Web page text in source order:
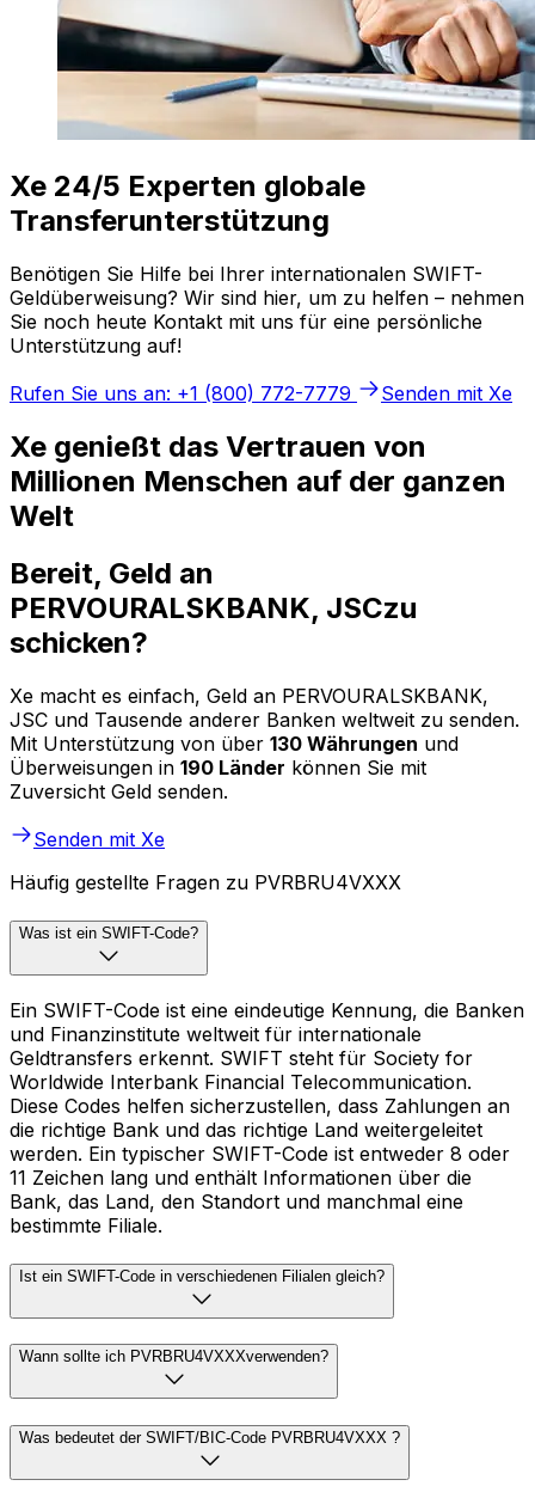
Xe 24/5 Experten globale
Transferunterstützung
Benötigen Sie Hilfe bei Ihrer internationalen SWIFT-
Geldüberweisung? Wir sind hier, um zu helfen – nehmen
Sie noch heute Kontakt mit uns für eine persönliche
Unterstützung auf!
Rufen Sie uns an: +1 (800) 772-7779
Senden mit Xe
Xe genießt das Vertrauen von
Millionen Menschen auf der ganzen
Welt
Bereit, Geld an
PERVOURALSKBANK, JSCzu
schicken?
Xe macht es einfach, Geld an PERVOURALSKBANK,
JSC und Tausende anderer Banken weltweit zu senden.
Mit Unterstützung von über 130 Währungen und
Überweisungen in 190 Länder können Sie mit
Zuversicht Geld senden.
Senden mit Xe
Häufig gestellte Fragen zu PVRBRU4VXXX
Was ist ein SWIFT-Code?
Ein SWIFT-Code ist eine eindeutige Kennung, die Banken
und Finanzinstitute weltweit für internationale
Geldtransfers erkennt. SWIFT steht für Society for
Worldwide Interbank Financial Telecommunication.
Diese Codes helfen sicherzustellen, dass Zahlungen an
die richtige Bank und das richtige Land weitergeleitet
werden. Ein typischer SWIFT-Code ist entweder 8 oder
11 Zeichen lang und enthält Informationen über die
Bank, das Land, den Standort und manchmal eine
bestimmte Filiale.
Ist ein SWIFT-Code in verschiedenen Filialen gleich?
Wann sollte ich PVRBRU4VXXXverwenden?
Was bedeutet der SWIFT/BIC-Code PVRBRU4VXXX ?